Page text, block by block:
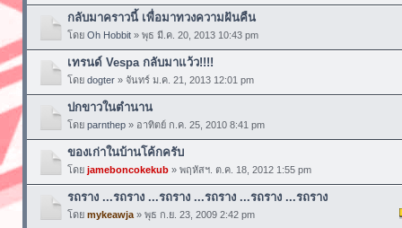
กลับมาคราวนี้ เพื่อมาทวงความฝันคืน
โดย Oh Hobbit» พุธ มี.ค. 20, 2013 10:43 pm
เทรนด์ Vespa กลับมาแว้ว!!!!
โดย dogter» จันทร์ ม.ค. 21, 2013 12:01 pm
ปกขาวในตำนาน
โดย parnthep» อาทิตย์ ก.ค. 25, 2010 8:41 pm
ของเก่าในบ้านโค้กครับ
โดย jameboncokekub» พฤหัสฯ. ต.ค. 18, 2012 1:55 pm
รถราง ...รถราง ...รถราง ...รถราง ...รถราง ...รถราง
โดย mykeawja» พุธ ก.ย. 23, 2009 2:42 pm